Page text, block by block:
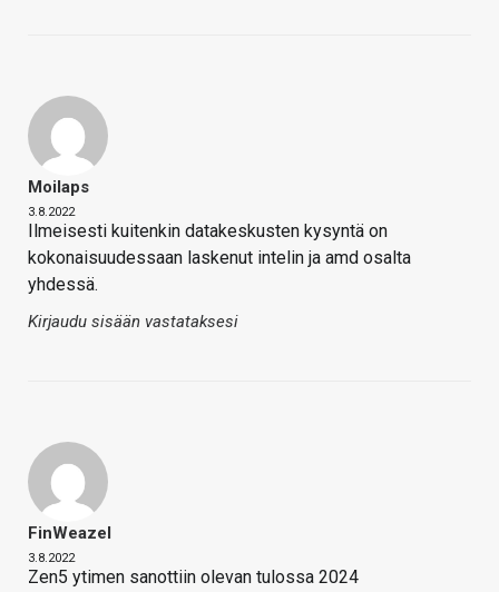
Moilaps
3.8.2022
Ilmeisesti kuitenkin datakeskusten kysyntä on
kokonaisuudessaan laskenut intelin ja amd osalta
yhdessä.
Kirjaudu sisään vastataksesi
FinWeazel
3.8.2022
Zen5 ytimen sanottiin olevan tulossa 2024